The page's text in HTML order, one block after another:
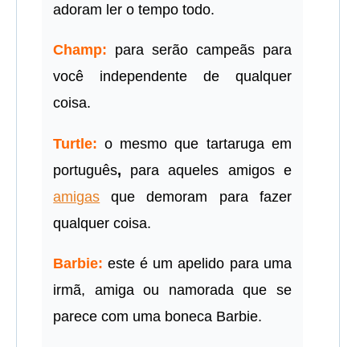
adoram ler o tempo todo.
Champ: para serão campeãs para
você independente de qualquer
coisa.
Turtle: o mesmo que tartaruga em
português, para aqueles amigos e
amigas que demoram para fazer
qualquer coisa.
Barbie: este é um apelido para uma
irmã, amiga ou namorada que se
parece com uma boneca Barbie.